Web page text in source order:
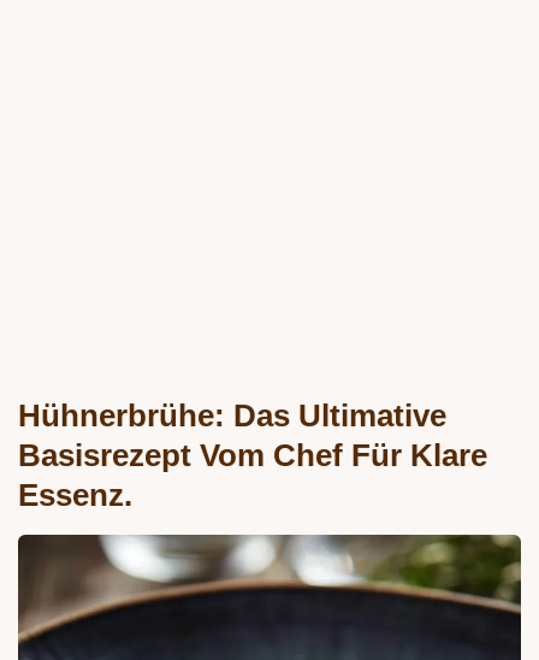
Hühnerbrühe: Das Ultimative
Basisrezept Vom Chef Für Klare
Essenz.